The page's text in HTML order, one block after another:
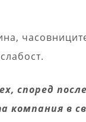
според
компания в